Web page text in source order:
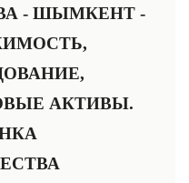
- ШЫМКЕНТ -
АКТИВЫ.